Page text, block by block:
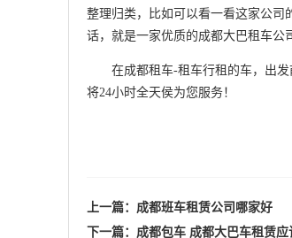
整理归类，比如可以看一看这家公司
话，就是一家优质的成都大巴租车公
在成都租车-租车行租的车，出发前
将24小时全天侯为您服务！
上一篇： 成都班车租赁公司哪家好
下一篇： 成都包车 成都大巴车租赁